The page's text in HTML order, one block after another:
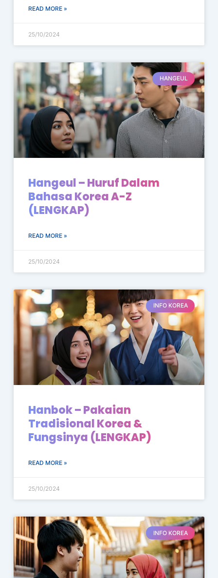
READ MORE »
25/10/2024
HANGEUL
Hangeul – Huruf Dalam
Bahasa Korea A-Z
(LENGKAP)
READ MORE »
25/10/2024
INFO KOREA
Hanbok – Pakaian
Tradisional Korea &
Fungsinya (LENGKAP)
READ MORE »
25/10/2024
INFO KOREA